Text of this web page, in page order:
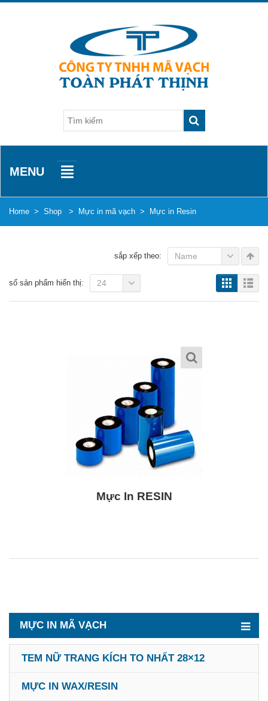
MENU
Home > Shop > Mực in mã vạch > Mực in Resin
sắp xếp theo: Name
số sản phẩm hiển thị: 24
Mực In RESIN
MỰC IN MÃ VẠCH
TEM NỮ TRANG KÍCH TO NHẤT 28×12
MỰC IN WAX/RESIN